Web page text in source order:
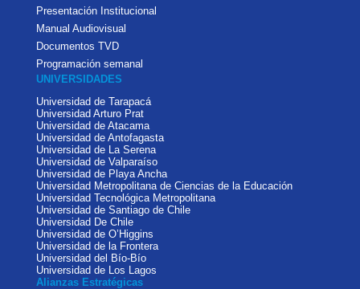
Presentación Institucional
Manual Audiovisual
Documentos TVD
Programación semanal
UNIVERSIDADES
Universidad de Tarapacá
Universidad Arturo Prat
Universidad de Atacama
Universidad de Antofagasta
Universidad de La Serena
Universidad de Valparaíso
Universidad de Playa Ancha
Universidad Metropolitana de Ciencias de la Educación
Universidad Tecnológica Metropolitana
Universidad de Santiago de Chile
Universidad De Chile
Universidad de O’Higgins
Universidad de la Frontera
Universidad del Bío-Bío
Universidad de Los Lagos
Alianzas Estratégicas